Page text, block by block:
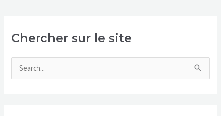
Chercher sur le site